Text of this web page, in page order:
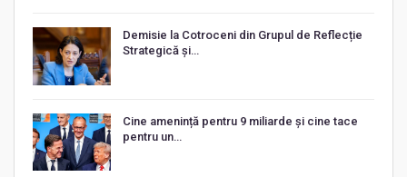
Demisie la Cotroceni din Grupul de Reflecție
Strategică și…
Cine amenință pentru 9 miliarde și cine tace
pentru un…